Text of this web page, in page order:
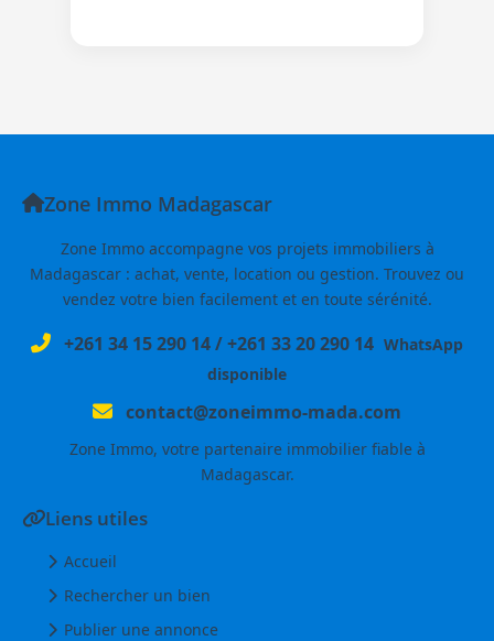
Zone Immo Madagascar
Zone Immo accompagne vos projets immobiliers à
Madagascar : achat, vente, location ou gestion. Trouvez ou
vendez votre bien facilement et en toute sérénité.
+261 34 15 290 14/+261 33 20 290 14 WhatsApp
disponible
contact@zoneimmo-mada.com
Zone Immo, votre partenaire immobilier fiable à
Madagascar.
Liens utiles
Accueil
Rechercher un bien
Publier une annonce